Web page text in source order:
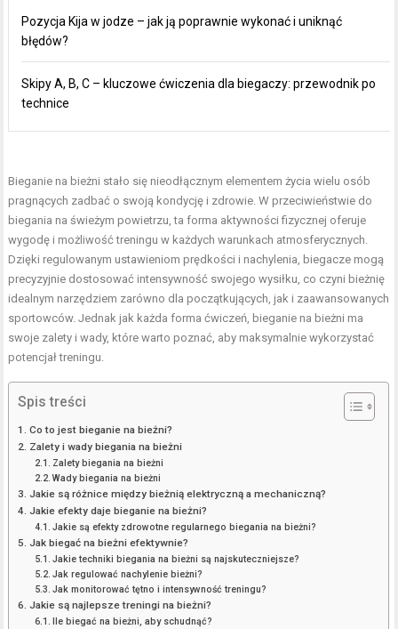
Pozycja Kija w jodze – jak ją poprawnie wykonać i uniknąć
błędów?
Skipy A, B, C – kluczowe ćwiczenia dla biegaczy: przewodnik po
technice
Bieganie na bieżni stało się nieodłącznym elementem życia wielu osób
pragnących zadbać o swoją kondycję i zdrowie. W przeciwieństwie do
biegania na świeżym powietrzu, taforma aktywności fizycznej oferuje
wygodę i możliwość treningu w każdych warunkach atmosferycznych.
Dzięki regulowanym ustawieniom prędkości i nachylenia, biegacze mogą
precyzyjnie dostosować intensywność swojego wysiłku, co czyni bieżnię
idealnym narzędziem zarówno dla początkujących, jak i zaawansowanych
sportowców. Jednak jak każda forma ćwiczeń, bieganie na bieżni ma
swoje zalety i wady, które warto poznać, aby maksymalnie wykorzystać
potencjał treningu.
Spis treści
Co to jest bieganie na bieżni?
Zalety i wady biegania na bieżni
Zalety biegania na bieżni
Wady biegania na bieżni
Jakie są różnice między bieżnią elektryczną a mechaniczną?
Jakie efekty daje bieganie na bieżni?
Jakie są efekty zdrowotne regularnego biegania na bieżni?
Jak biegać na bieżni efektywnie?
Jakie techniki biegania na bieżni są najskuteczniejsze?
Jak regulować nachylenie bieżni?
Jak monitorować tętno i intensywność treningu?
Jakie są najlepsze treningi na bieżni?
Ile biegać na bieżni, aby schudnąć?